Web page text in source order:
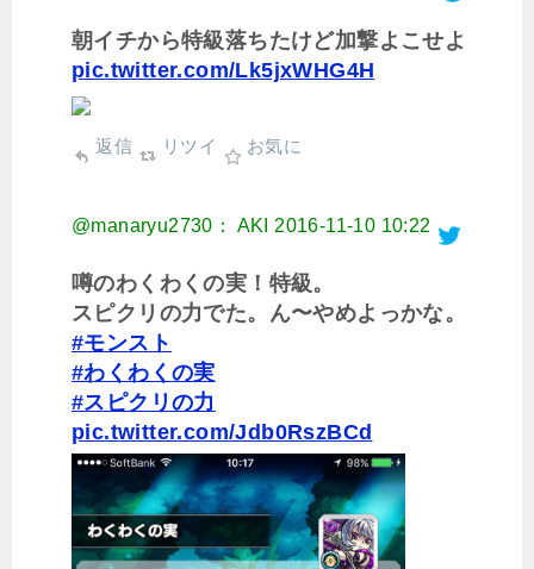
朝イチから特級落ちたけど加撃よこせよ
pic.twitter.com/Lk5jxWHG4H
返信 リツイ お気に
@manaryu2730： AKI 2016-11-10 10:22
噂のわくわくの実！特級。
スピクリの力でた。ん〜やめよっかな。
#モンスト
#わくわくの実
#スピクリの力
pic.twitter.com/Jdb0RszBCd